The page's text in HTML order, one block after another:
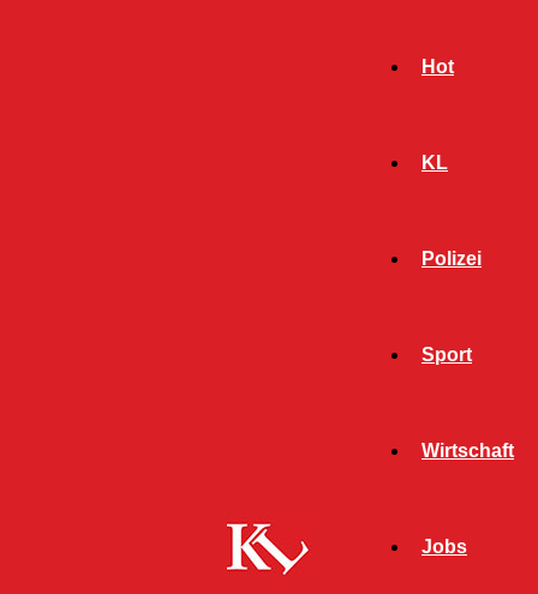
Hot
KL
Polizei
Sport
Wirtschaft
Jobs